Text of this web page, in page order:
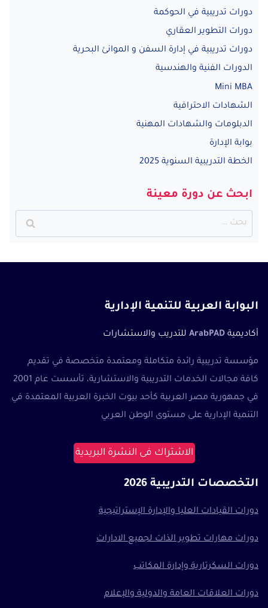
دورات تدريبية في الحوكمة
دورات التطوير العقاري
دورات تدريبية في إدارة السفن و الموانئ البحرية
الدورات الفنية والهندسية
Mini MBA
الشهادات الاحترافية
الدبلومات والشهادات المهنية
بوابة الإدارة
الخطة التدريبية السنوية 2025
ابحث عن دورة معينة
البحث
عن:
البوابة العربية للتنمية الإدارية
أكاديمية ArabPAD للتدريب والاستشارات
مؤسسة تدريبية رائدة متكاملة ومعتمدة متخصصة في تقديم
كافة مجالات الخدمات التدريبية والاستشارية، تأسست عام 2001
في جمهورية مصر العربية كأحد بيوت الخبرة العربية المعتمدة في
التنمية الإدارية على مستوى الوطن العربي
الاشتراك فى النشرة البريدية
التخصصات التدريبية 2026
دورات القيادات العليا والإدارة الإستراتيجية
دورات مهارات تطوير الذات لجميع الادارات
دورات السكرتارية وإدارة المكاتب
دورات العلاقات العامة والدولية والإعلام